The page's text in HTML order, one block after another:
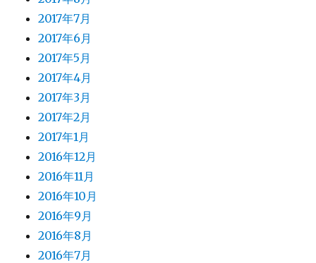
2017年7月
2017年6月
2017年5月
2017年4月
2017年3月
2017年2月
2017年1月
2016年12月
2016年11月
2016年10月
2016年9月
2016年8月
2016年7月